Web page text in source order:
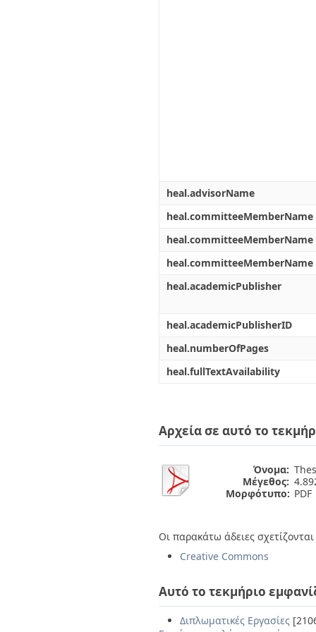
heal.advisorName
heal.committeeMemberName
heal.committeeMemberName
heal.committeeMemberName
heal.academicPublisher
heal.academicPublisherID
heal.numberOfPages
heal.fullTextAvailability
Αρχεία σε αυτό το
Όνομα:
Μέγεθος:
Μορφότυπο: PDF
Οι παρακάτω άδειες
Creative Commons
Αυτό το τεκμήριο
Διπλωματικές Εργασίες